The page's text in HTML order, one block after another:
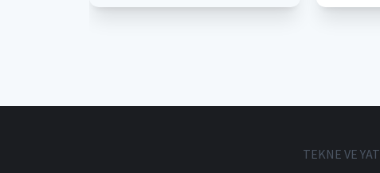
TEKNE VE YAT